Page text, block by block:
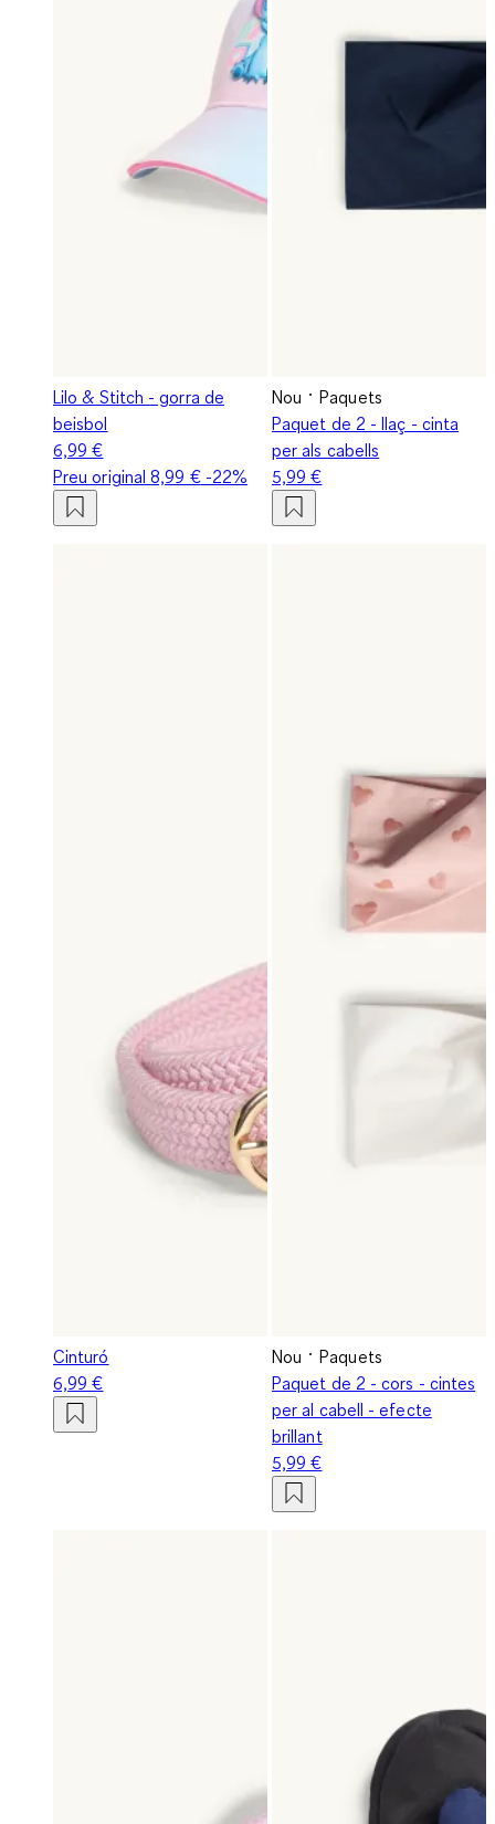
Lilo & Stitch - gorra de
beisbol
6,99 €
Preu original8,99 €-22%
Nou
Paquets
Paquet de 2 - llaç - cinta
per als cabells
5,99 €
Cinturó
6,99 €
Nou
Paquets
Paquet de 2 - cors - cintes
per al cabell - efecte
brillant
5,99 €